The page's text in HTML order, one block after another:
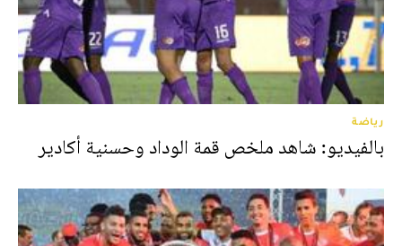
رياضة
بالفيديو: شاهد ملخص قمة الوداد وحسنية أكادير